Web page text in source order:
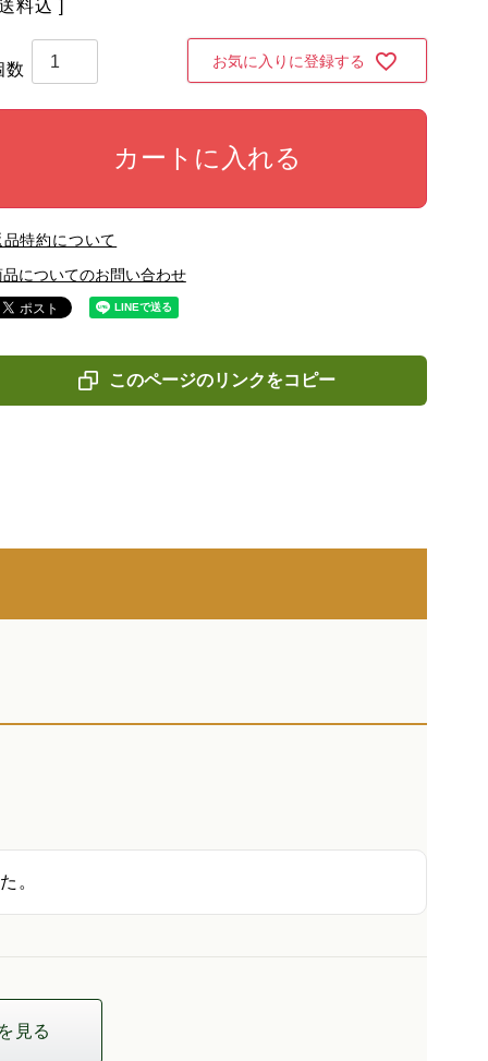
料込
お気に入りに登録する
カートに入れる
品特約について
品についてのお問い合わせ
このページのリンクをコピー
。
見る